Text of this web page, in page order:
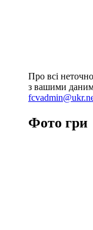
Про всі
з вашими
Фото гри